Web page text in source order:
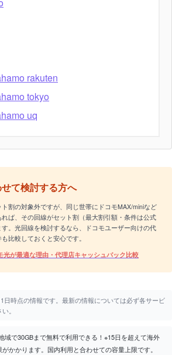
rakuten
tokyo
uq
て検討する方へ
割の対象外ですが、同じ世帯にドコモMAX/miniなど
ば、その回線がセット割（最大割引額・条件は公式
。光回線を検討するなら、ドコモユーザー向けの代
比較しておくと安心です。
光が最適な理由・代理店キャッシュバック比較
日時点の情報です。最新の情報については必ず各サービ
。
域で30GBまで無料で利用できる！※15日を超えて海外
かかります。国内利用と合わせての容量上限です。